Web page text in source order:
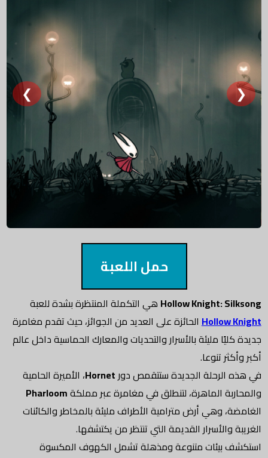
❮ ❯
حمل اللعبة
Hollow Knight: Silksong هي التكملة المنتظرة بشدة للعبة
Hollow Knightالحائزة على العديد من الجوائز، حيث تقدم مغامرة
جديدة كليًا مليئة بالأسرار والتحديات والمعارك الحماسية داخل عالم
أكبر وأكثر تنوعا.
في هذه الرحلة الجديدة ستتقمص دورHornet، الأميرة الحامية
والمحاربة الماهرة، لتنطلق في مغامرة عبر مملكةPharloom
الغامضة، وهي أرض مترامية الأطراف مليئة بالمخاطر والكائنات
الغريبة والأسرار القديمة التي تنتظر من يكتشفها.
استكشف بيئات متنوعة ومذهلة تشمل الكهوف المكسوة